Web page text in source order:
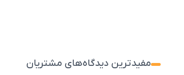
مفیدترین دیدگاه‌های مشتریان